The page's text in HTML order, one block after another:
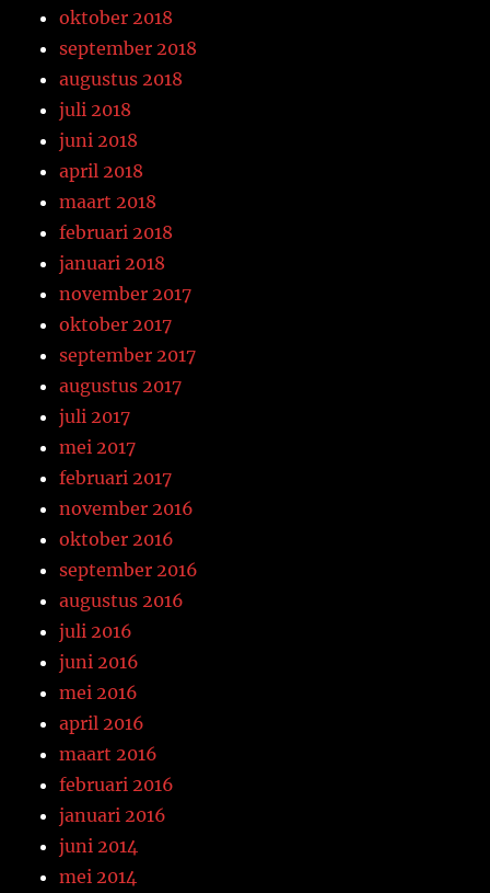
oktober 2018
september 2018
augustus 2018
juli 2018
juni 2018
april 2018
maart 2018
februari 2018
januari 2018
november 2017
oktober 2017
september 2017
augustus 2017
juli 2017
mei 2017
februari 2017
november 2016
oktober 2016
september 2016
augustus 2016
juli 2016
juni 2016
mei 2016
april 2016
maart 2016
februari 2016
januari 2016
juni 2014
mei 2014